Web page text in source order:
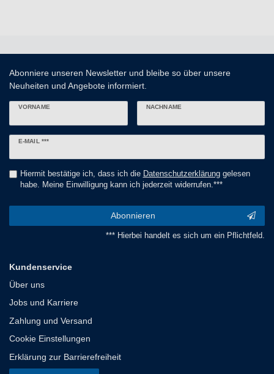
Abonniere unseren Newsletter und bleibe so über unsere
Neuheiten und Angebote informiert.
VORNAME NACHNAME
E-MAIL ***
Newsletter
Hiermit bestätige ich, dass ich die Daten­schutz­erklärunggelesen
habe. Meine Einwilligung kann ich jederzeit widerrufen.***
Abonnieren
*** Hierbei handelt es sich um ein Pflichtfeld.
Kundenservice
Über uns
Jobs und Karriere
Zahlung und Versand
Cookie Einstellungen
Erklärung zur Barrierefreiheit